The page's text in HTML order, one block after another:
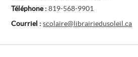
Téléphone : 819-568-9901
Courriel : scolaire@librairiedusoleil.ca